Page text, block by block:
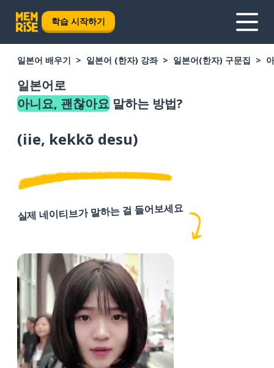
학습 시작하기
일본어 배우기 일본어 (한자) 강좌 일본어(한자) 구문집
일본어로
아니요, 괜찮아요 말하는 방법?
(iie, kekkō desu)
실제 네이티브가 말하는 걸 들어보세요